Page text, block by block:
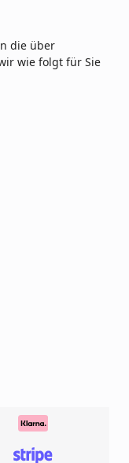
die über
wie folgt für Sie